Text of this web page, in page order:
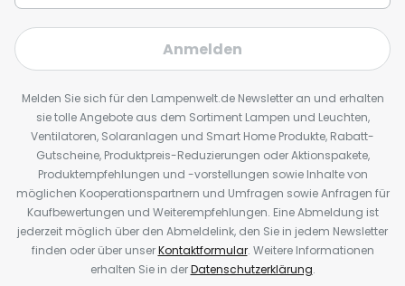
Anmelden
Melden Sie sich für den Lampenwelt.de Newsletter an und erhalten
sie tolle Angebote aus dem Sortiment Lampen und Leuchten,
Ventilatoren, Solaranlagen und Smart Home Produkte, Rabatt-
Gutscheine, Produktpreis-Reduzierungen oder Aktionspakete,
Produktempfehlungen und -vorstellungen sowie Inhalte von
möglichen Kooperationspartnern und Umfragen sowie Anfragen für
Kaufbewertungen und Weiterempfehlungen. Eine Abmeldung ist
jederzeit möglich über den Abmeldelink, den Sie in jedem Newsletter
finden oder über unserKontaktformular. Weitere Informationen
erhalten Sie in derDatenschutzerklärung.